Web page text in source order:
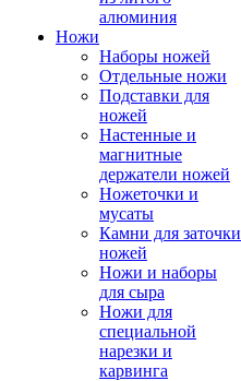
алюминия
Ножи
Наборы ножей
Отдельные ножи
Подставки для
ножей
Настенные и
магнитные
держатели ножей
Ножеточки и
мусаты
Камни для заточки
ножей
Ножи и наборы
для сыра
Ножи для
специальной
нарезки и
карвинга